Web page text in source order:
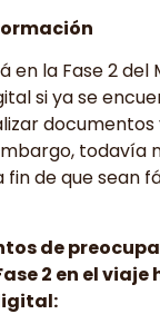
en la Fase 2 del
si ya se
documentos
todavía
fin de que sean
de
2 en el viaje